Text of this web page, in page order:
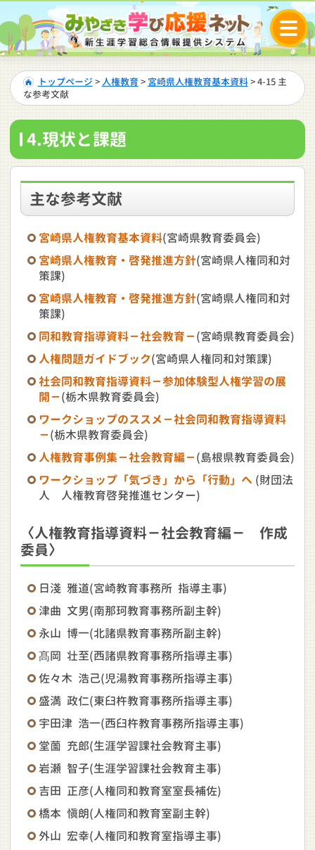
トップページ > 人権教育 > 宮崎県人権教育基本資料> 4-15 主
な参考文献
4.現状と課題
主な参考文献
宮崎県人権教育基本資料(宮崎県教育委員会)
宮崎県人権教育・啓発推進方針(宮崎県人権同和対
策課)
宮崎県人権教育・啓発推進方針(宮崎県人権同和対
策課)
同和教育指導資料－社会教育－(宮崎県教育委員会)
人権問題ガイドブック(宮崎県人権同和対策課)
社会同和教育指導資料－参加体験型人権学習の展
開－(栃木県教育委員会)
ワークショップのススメ－社会同和教育指導資料
－(栃木県教育委員会)
人権教育事例集－社会教育編－(島根県教育委員会)
ワークショップ「気づき」から「行動」へ (財団法
人 人権教育啓発推進センター)
〈人権教育指導資料－社会教育編－ 作成
委員〉
日淺 雅道(宮崎教育事務所 指導主事)
津曲 文男(南那珂教育事務所副主幹)
永山 博一(北諸県教育事務所副主幹)
髙岡 壮至(西諸県教育事務所指導主事)
佐々木 浩己(児湯教育事務所指導主事)
盛満 政仁(東臼杵教育事務所指導主事)
宇田津 浩一(西臼杵教育事務所指導主事)
堂薗 充郎(生涯学習課社会教育主事)
岩瀬 智子(生涯学習課社会教育主事)
吉田 正彦(人権同和教育室室長補佐)
橋本 愼朗(人権同和教育室副主幹)
外山 宏幸(人権同和教育室指導主事)